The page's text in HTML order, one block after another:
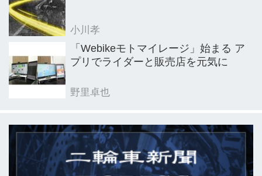
小川孝
「Webikeモトマイレージ」始まる ア
プリでライダーと販売店を元気に
野里卓也